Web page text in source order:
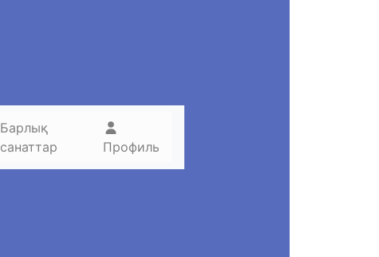
Барлық
санаттар
Профиль